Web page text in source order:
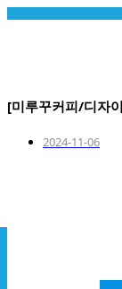
너
[미루꾸커피/디자
2024-11-06